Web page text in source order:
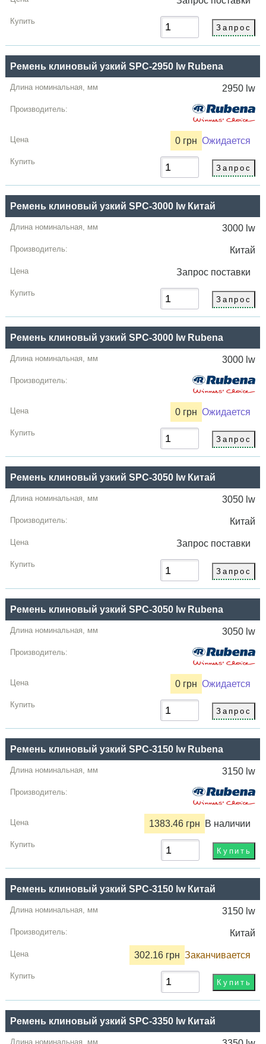
Ремень клиновый узкий SPC-2950 lw Rubena
2950 lw
0 грн Ожидается
Ремень клиновый узкий SPC-3000 lw Китай
3000 lw
Китай
Запрос поставки
Ремень клиновый узкий SPC-3000 lw Rubena
3000 lw
0 грн Ожидается
Ремень клиновый узкий SPC-3050 lw Китай
3050 lw
Китай
Запрос поставки
Ремень клиновый узкий SPC-3050 lw Rubena
3050 lw
0 грн Ожидается
Ремень клиновый узкий SPC-3150 lw Rubena
3150 lw
1383.46 грн В наличии
Ремень клиновый узкий SPC-3150 lw Китай
3150 lw
Китай
302.16 грн Заканчивается
Ремень клиновый узкий SPC-3350 lw Китай